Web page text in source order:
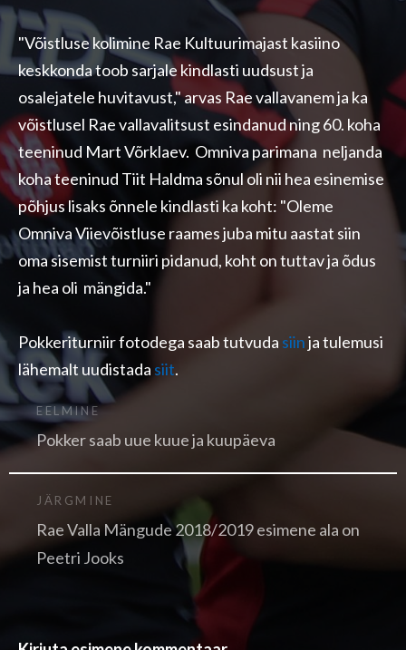
"Võistluse kolimine Rae Kultuurimajast kasiino
keskkonda toob sarjale kindlasti uudsust ja
osalejatele huvitavust," arvas Rae vallavanem ja ka
võistlusel Rae vallavalitsust esindanud ning 60. koha
teeninud Mart Võrklaev. Omniva parimana neljanda
koha teeninud Tiit Haldma sõnul oli nii hea esinemise
põhjus lisaks õnnele kindlasti ka koht: "Oleme
Omniva Viievõistluse raames juba mitu aastat siin
oma sisemist turniiri pidanud, koht on tuttav ja õdus
ja hea oli mängida."
Pokkeriturniir fotodega saab tutvuda siinja tulemusi
lähemalt uudistada siit.
EELMINE
Pokker saab uue kuue ja kuupäeva
JÄRGMINE
Rae Valla Mängude 2018/2019 esimene ala on
Peetri Jooks